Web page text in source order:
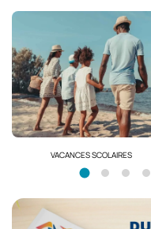
VACANCES SCOLAIRES